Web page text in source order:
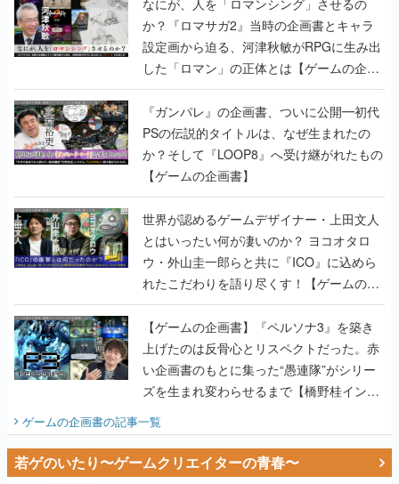
か？『ロマサガ2』当時の企画書とキャラ
設定画から迫る、河津秋敏がRPGに生み出
した「ロマン」の正体とは【ゲームの企画
書】
『ガンパレ』の企画書、ついに公開━初代
PSの伝説的タイトルは、なぜ生まれたの
か？そして『LOOP8』へ受け継がれたもの
【ゲームの企画書】
世界が認めるゲームデザイナー・上田文人
とはいったい何が凄いのか？ ヨコオタロ
ウ・外山圭一郎らと共に『ICO』に込めら
れたこだわりを語り尽くす！【ゲームの企
画書】
【ゲームの企画書】『ペルソナ3』を築き
上げたのは反骨心とリスペクトだった。赤
い企画書のもとに集った“愚連隊”がシリー
ズを生まれ変わらせるまで【橋野桂インタ
ゲームの企画書の記事一覧
若ゲのいたり〜ゲームクリエイターの青春〜